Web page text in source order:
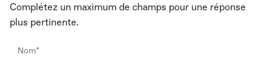
Complétez un maximum de champs pour une réponse
plus pertinente.
Nom*